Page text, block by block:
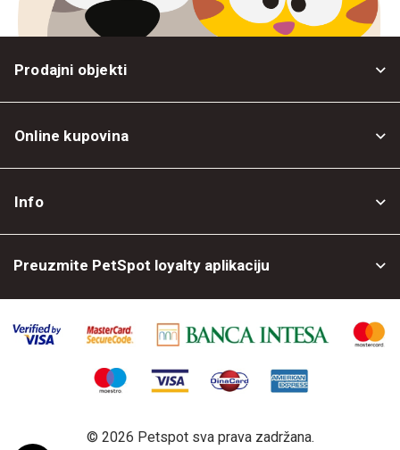
Prodajni objekti
Online kupovina
Info
Preuzmite PetSpot loyalty aplikaciju
© 2026 Petspot sva prava zadržana.